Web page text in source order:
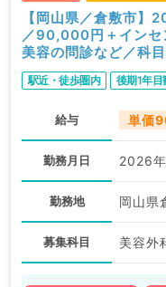
【岡山県／倉敷市
／90,000円＋インセ
美容の問診など／科
駅近・徒歩圏内 後期1年目
給与 単価
勤務月日 2026
勤務地 岡山県
募集科目 美容外